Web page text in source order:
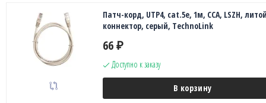
Патч-корд, UTP4, cat.5е, 1м, CCA, LSZH,
коннектор, серый, TechnoLink
66 ₽
Доступно к заказу
В корзину